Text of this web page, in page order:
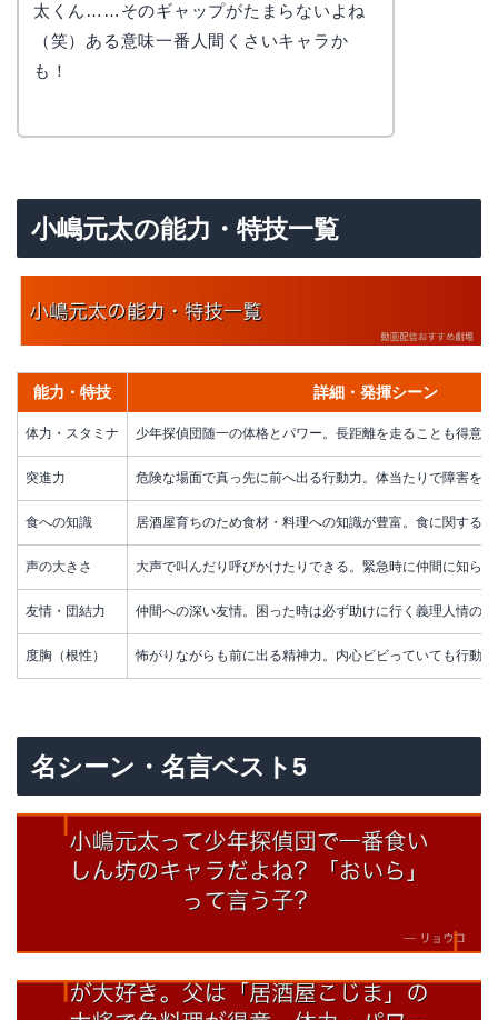
太くん……そのギャップがたまらないよね
（笑）ある意味一番人間くさいキャラか
も！
小嶋元太の能力・特技一覧
能力・特技 詳細・発揮シーン
体力・スタミナ 少年探偵団随一の体格とパワー。長距離を走ることも得意
突進力 危険な場面で真っ先に前へ出る行動力。体当たりで障害を
食への知識 居酒屋育ちのため食材・料理への知識が豊富。食に関する
声の大きさ 大声で叫んだり呼びかけたりできる。緊急時に仲間に知ら
友情・団結力 仲間への深い友情。困った時は必ず助けに行く義理人情の
度胸（根性） 怖がりながらも前に出る精神力。内心ビビっていても行動
名シーン・名言ベスト5